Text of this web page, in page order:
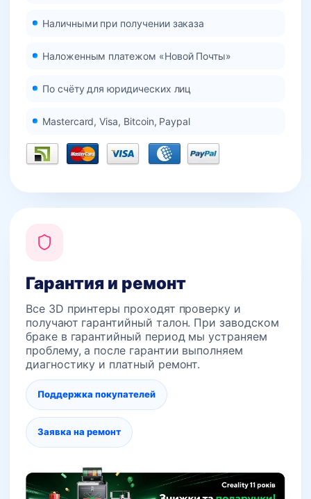
Наличными при получении заказа
Наложенным платежом «Новой Почты»
По счёту для юридических лиц
Mastercard, Visa, Bitcoin, Paypal
Гарантия и ремонт
Все 3D принтеры проходят проверку и
получают гарантийный талон. При заводском
браке в гарантийный период мы устраняем
проблему, а после гарантии выполняем
диагностику и платный ремонт.
Поддержка покупателей
Заявка на ремонт